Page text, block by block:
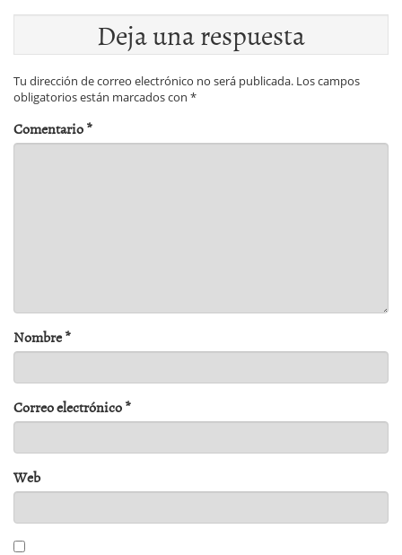
Deja una respuesta
Tu dirección de correo electrónico no será publicada. Los campos
obligatorios están marcados con *
Comentario*
Nombre*
Correo electrónico*
Web